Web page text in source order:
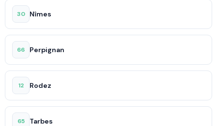
30 Nîmes
66 Perpignan
12 Rodez
65 Tarbes